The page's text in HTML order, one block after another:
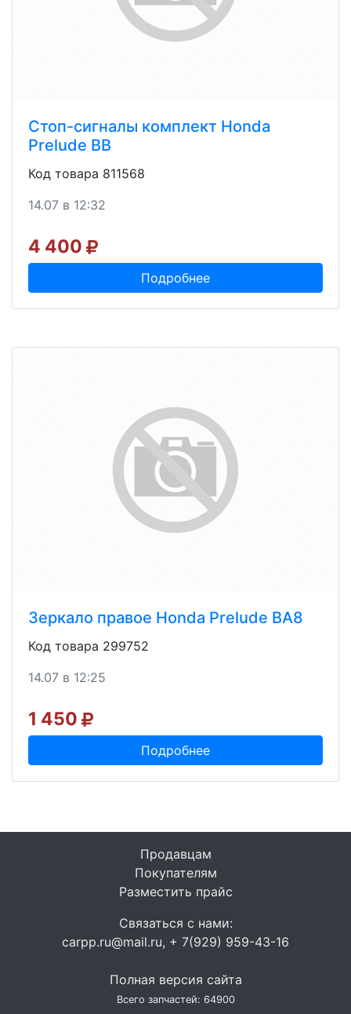
Стоп-сигналы комплект Honda
Prelude BB
Код товара 811568
14.07 в 12:32
4 400
Подробнее
Зеркало правое Honda Prelude BA8
Код товара 299752
14.07 в 12:25
1 450
Подробнее
Продавцам
Покупателям
Разместить прайс
Связаться с нами:
carpp.ru@mail.ru, + 7(929) 959-43-16
Полная версия сайта
Всего запчастей: 64900